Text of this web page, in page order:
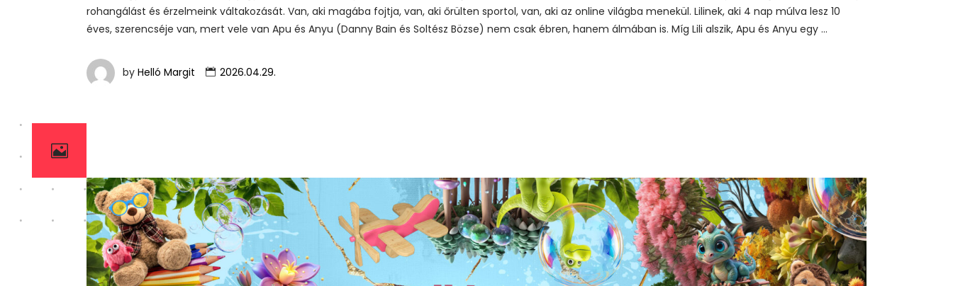
rohangálást és érzelmeink váltakozását. Van, aki magába fojtja, van, aki őrülten sportol, van, aki az online világba menekül. Lilinek, aki 4 nap múlva lesz 10
éves, szerencséje van, mert vele van Apu és Anyu (Danny Bain és Soltész Bözse) nem csak ébren, hanem álmában is. Míg Lili alszik, Apu és Anyu egy
by Helló Margit 2026.04.29.